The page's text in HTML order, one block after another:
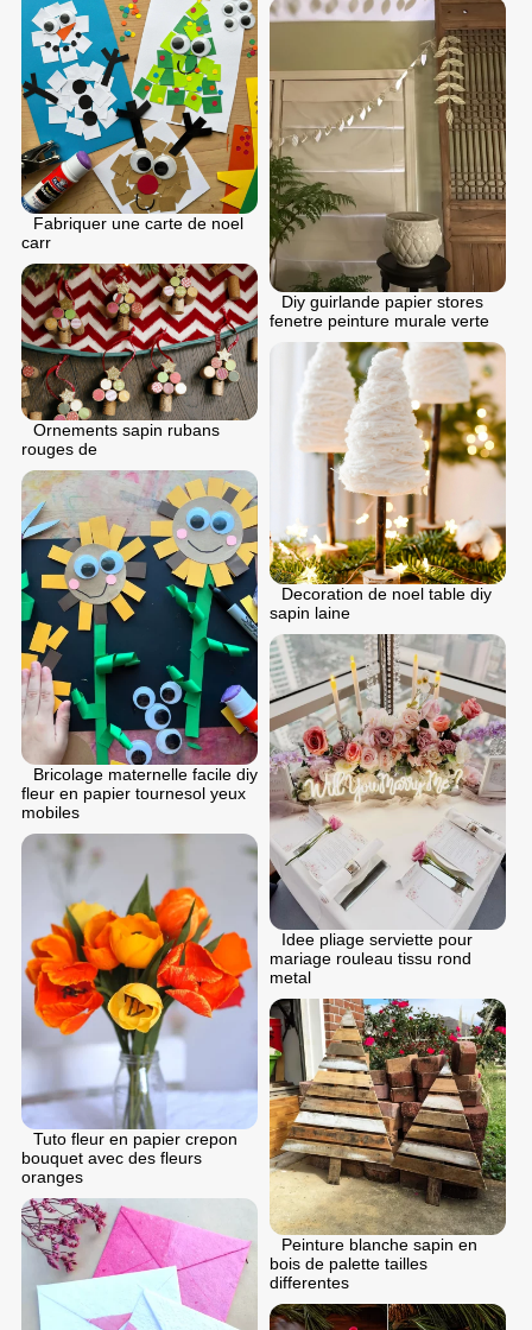
Fabriquer une carte de noel
carr
Diy guirlande papier stores
fenetre peinture murale verte
Ornements sapin rubans
rouges de
Decoration de noel table diy
sapin laine
Bricolage maternelle facile diy
fleur en papier tournesol yeux
mobiles
Idee pliage serviette pour
mariage rouleau tissu rond
metal
Tuto fleur en papier crepon
bouquet avec des fleurs
oranges
Peinture blanche sapin en
bois de palette tailles
differentes